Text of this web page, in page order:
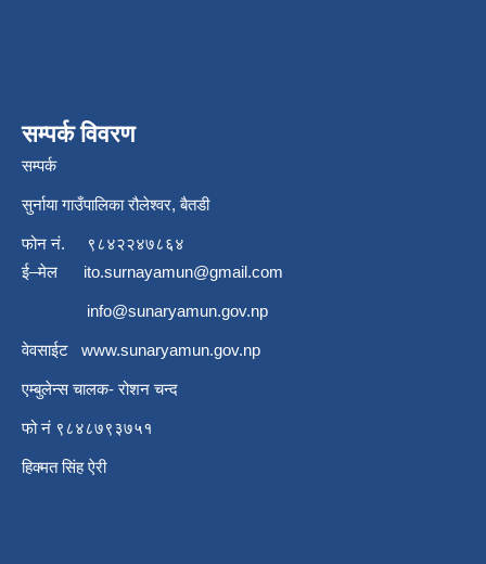
सम्पर्क विवरण
सम्पर्क
सुर्नाया गाउँपालिका रौलेश्वर, बैतडी
फोन नं.
९८४२२४७८६४
ई–मेल ito.surnayamun@gmail.com
info@sunaryamun.gov.np
वेवसाईट www.sunaryamun.gov.np
एम्बुलेन्स चालक- रोशन चन्द
फो नं ९८४८७९३७५१
हिक्मत सिंह ऐरी